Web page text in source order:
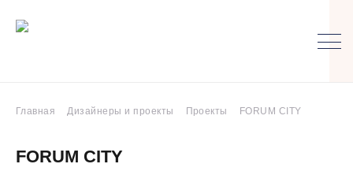
Главная Дизайнеры и проекты Проекты FORUM CITY
FORUM CITY